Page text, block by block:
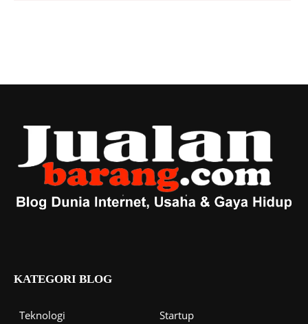
KATEGORI BLOG
Teknologi Startup